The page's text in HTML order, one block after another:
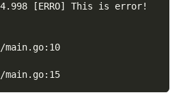
[ERRO] This is error!
main.go:10
main.go:15